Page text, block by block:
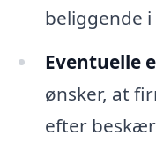
beliggende
Eventuelle
ønsker, at
efter